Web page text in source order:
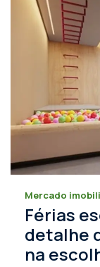
Mercado
Férias
detalhe
na